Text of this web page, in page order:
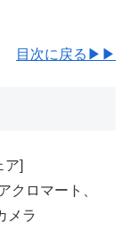
目次に戻る▶▶
]
クロマート、
メラ